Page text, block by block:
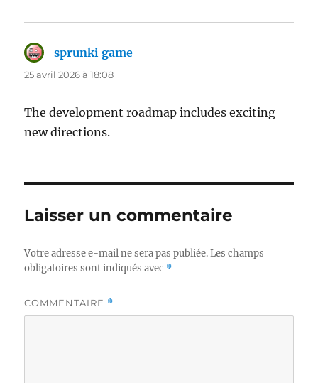
sprunki game
25 avril 2026 à 18:08
The development roadmap includes exciting
new directions.
Laisser un commentaire
Votre adresse e-mail ne sera pas publiée. Les champs
obligatoires sont indiqués avec *
COMMENTAIRE *